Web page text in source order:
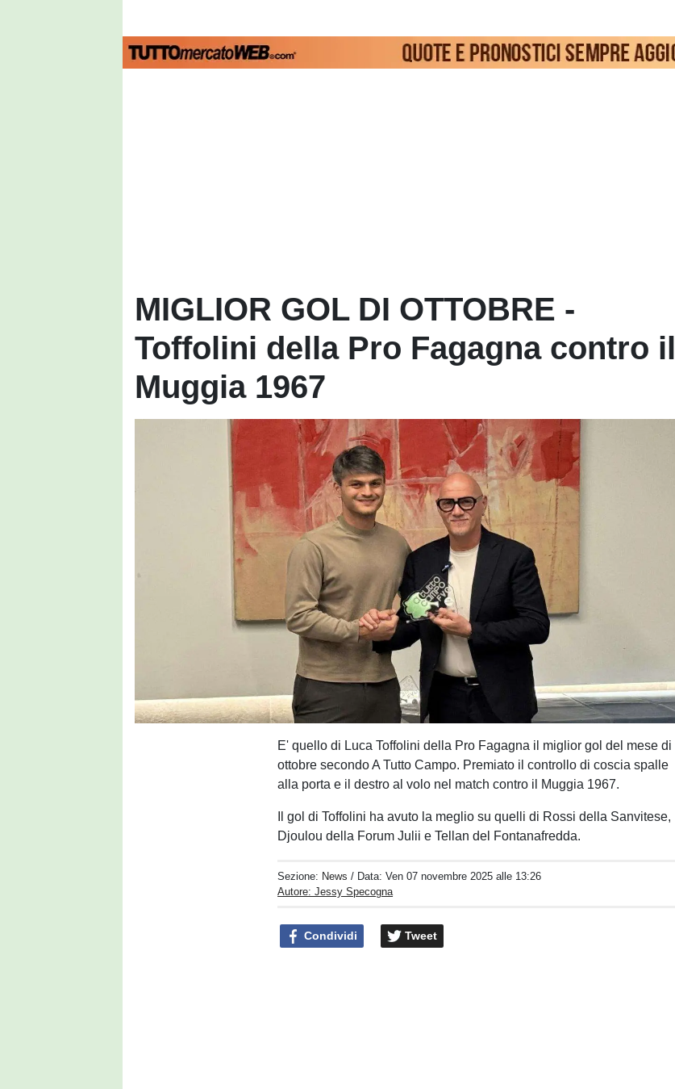
MIGLIOR GOL DI OTTOBRE -
Toffolini della Pro Fagagna contro il
Muggia 1967
E' quello di Luca Toffolini della Pro Fagagna il miglior gol del mese di
ottobre secondo A Tutto Campo. Premiato il controllo di coscia spalle
alla porta e il destro al volo nel match contro il Muggia 1967.
Il gol di Toffolini ha avuto la meglio su quelli di Rossi della Sanvitese,
Djoulou della Forum Julii e Tellan del Fontanafredda.
Sezione: News / Data:Ven 07 novembre 2025 alle 13:26
Autore: Jessy Specogna
Condividi Tweet